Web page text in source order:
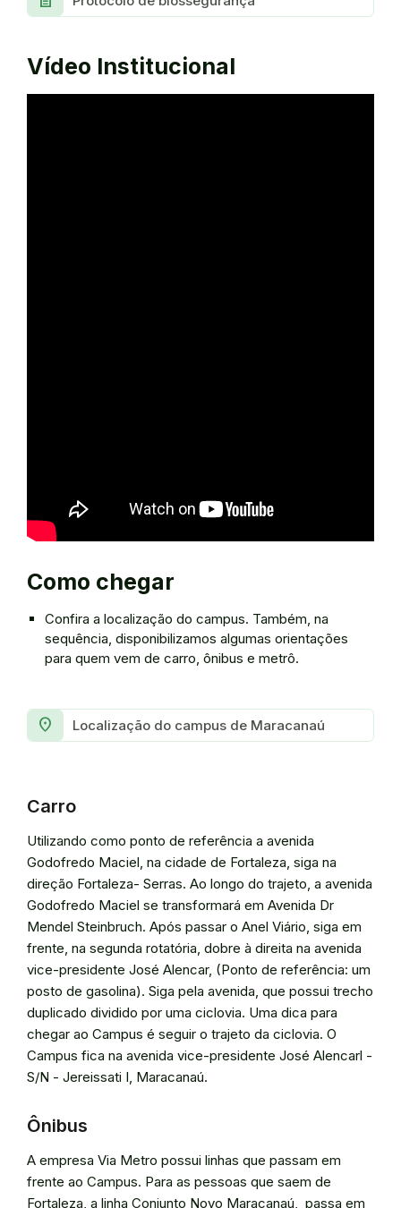
Vídeo Institucional
Como chegar
Confira a localização do campus. Também, na
sequência, disponibilizamos algumas orientações
para quem vem de carro, ônibus e metrô.
Room Localização do campus de Maracanaú
Carro
Utilizando como ponto de referência a avenida
Godofredo Maciel, na cidade de Fortaleza, siga na
direção Fortaleza- Serras. Ao longo do trajeto, a avenida
Godofredo Maciel se transformará em Avenida Dr
Mendel Steinbruch. Após passar o Anel Viário, siga em
frente, na segunda rotatória, dobre à direita na avenida
vice-presidente José Alencar, (Ponto de referência: um
posto de gasolina). Siga pela avenida, que possui trecho
duplicado dividido por uma ciclovia. Uma dica para
chegar ao Campus é seguir o trajeto da ciclovia. O
Campus fica na avenida vice-presidente José Alencarl -
S/N - Jereissati I, Maracanaú.
Ônibus
A empresa Via Metro possui linhas que passam em
frente ao Campus. Para as pessoas que saem de
Fortaleza, a linha Conjunto Novo Maracanaú, passa em